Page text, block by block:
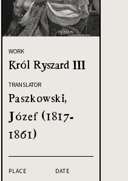
WORK
Król Ryszard III
TRANSLATOR
Paszkowski,
Józef (1817-
1861)
PLACE
DATE